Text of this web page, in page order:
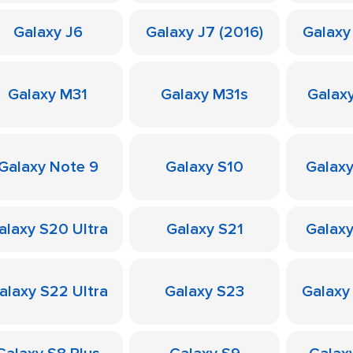
Galaxy J6 Galaxy J7 (2016)
Galaxy M31 Galaxy M31s
Note 9 Galaxy S10
S20 Ultra Galaxy S21
S22 Ultra Galaxy S23